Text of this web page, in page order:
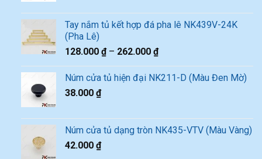
Tay nắm tủ kết hợp đá pha lê NK439V-24K
(Pha Lê)
128.000 ₫– 262.000 ₫
Núm cửa tủ hiện đại NK211-D (Màu Đen Mờ)
38.000 ₫
Núm cửa tủ dạng tròn NK435-VTV (Màu Vàng)
42.000 ₫